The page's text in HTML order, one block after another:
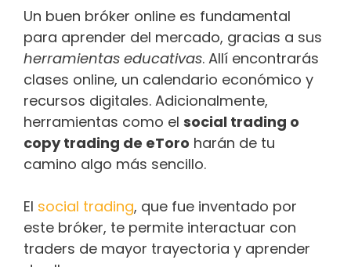
Un buen bróker​​ online es fundamental
para aprender del mercado, gracias a sus
herramientas educativas. Allí encontrarás
clases online, un calendario económico y
recursos digitales. Adicionalmente,
herramientas como el social trading o
copy trading de eToro harán de tu
camino algo más sencillo.
El social trading, que fue inventado por
este bróker​​, te permite interactuar con
traders de mayor trayectoria y aprender